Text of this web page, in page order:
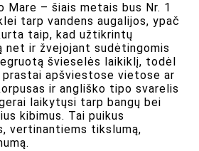
Mare – šiais metais bus Nr. 1
tarp vandens augalijos, ypač
taip, kad užtikrintų
net ir žvejojant sudėtingomis
švieselės laikiklį, todėl
apšviestose vietose ar
ir angliško tipo svarelis
laikytųsi tarp bangų bei
kibimus. Tai puikus
vertinantiems tikslumą,